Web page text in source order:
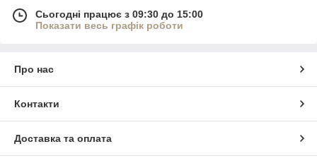
Сьогодні працює з 09:30 до 15:00
Показати весь графік роботи
Про нас
Контакти
Доставка та оплата